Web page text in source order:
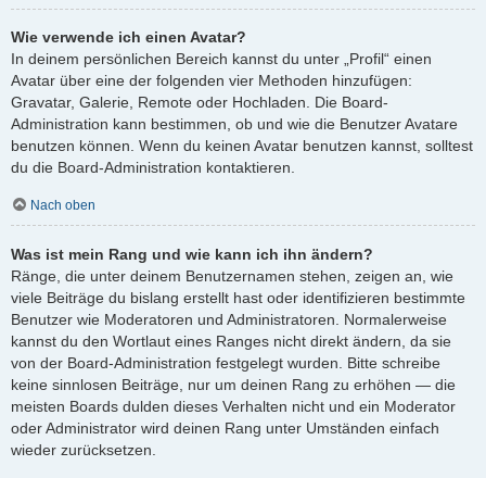
Wie verwende ich einen Avatar?
In deinem persönlichen Bereich kannst du unter „Profil“ einen
Avatar über eine der folgenden vier Methoden hinzufügen:
Gravatar, Galerie, Remote oder Hochladen. Die Board-
Administration kann bestimmen, ob und wie die Benutzer Avatare
benutzen können. Wenn du keinen Avatar benutzen kannst, solltest
du die Board-Administration kontaktieren.
Nach oben
Was ist mein Rang und wie kann ich ihn ändern?
Ränge, die unter deinem Benutzernamen stehen, zeigen an, wie
viele Beiträge du bislang erstellt hast oder identifizieren bestimmte
Benutzer wie Moderatoren und Administratoren. Normalerweise
kannst du den Wortlaut eines Ranges nicht direkt ändern, da sie
von der Board-Administration festgelegt wurden. Bitte schreibe
keine sinnlosen Beiträge, nur um deinen Rang zu erhöhen — die
meisten Boards dulden dieses Verhalten nicht und ein Moderator
oder Administrator wird deinen Rang unter Umständen einfach
wieder zurücksetzen.